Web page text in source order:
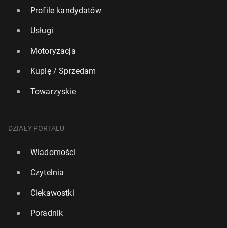
Profile kandydatów
Usługi
Motoryzacja
Kupię / Sprzedam
Towarzyskie
DZIAŁY PORTALU
Wiadomości
Czytelnia
Ciekawostki
Poradnik